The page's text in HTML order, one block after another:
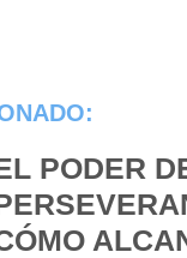
PODER